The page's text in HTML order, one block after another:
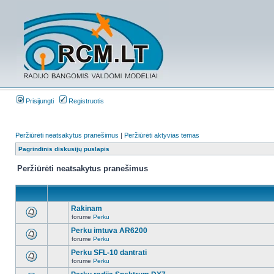
Prisijungti Registruotis
Peržiūrėti neatsakytus pranešimus | Peržiūrėti aktyvias temas
Pagrindinis diskusijų puslapis
Peržiūrėti neatsakytus pranešimus
Rakinam
forume Perku
Perku imtuva AR6200
forume Perku
Perku SFL-10 dantrati
forume Perku